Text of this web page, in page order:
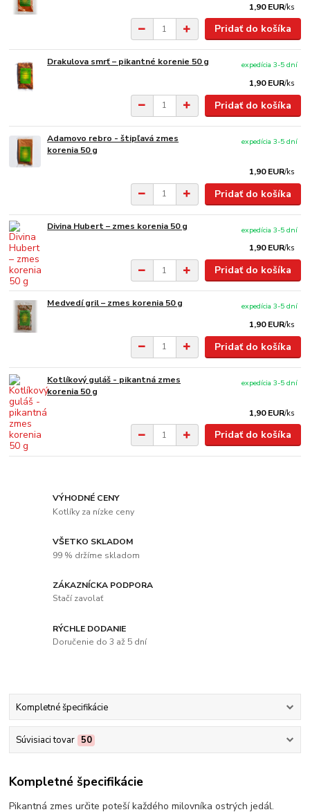
1,90 EUR/ks
Pridať do košíka
Drakulova smrť – pikantné korenie 50 g
1,90 EUR/ks
expedícia 3-5 dní
Pridať do košíka
Adamovo rebro - štipľavá zmes
korenia 50 g
1,90 EUR/ks
expedícia 3-5 dní
Pridať do košíka
Divina Hubert – zmes korenia 50 g
1,90 EUR/ks
expedícia 3-5 dní
Pridať do košíka
Medvedí gril – zmes korenia 50 g
1,90 EUR/ks
expedícia 3-5 dní
Pridať do košíka
Kotlíkový guláš - pikantná zmes
korenia 50 g
1,90 EUR/ks
expedícia 3-5 dní
Pridať do košíka
VÝHODNÉ CENY
Kotlíky za nízke ceny
VŠETKO SKLADOM
99 % držíme skladom
ZÁKAZNÍCKA PODPORA
Stačí zavolať
RÝCHLE DODANIE
Doručenie do 3 až 5 dní
Kompletné špecifikácie
Súvisiaci tovar 50
Kompletné špecifikácie
Pikantná zmes určite poteší každého milovníka ostrých jedál.